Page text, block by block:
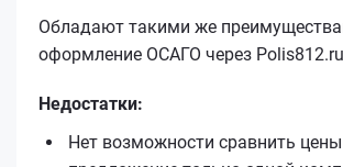
Обладают такими же
оформление ОСАГО через
Недостатки:
Нет возможности сравнить